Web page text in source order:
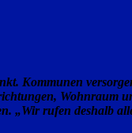
Kommunen
Wohnraum
„Wir rufen deshalb